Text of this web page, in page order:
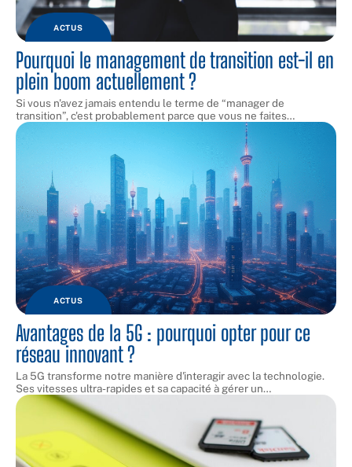
ACTUS
Pourquoi le management de transition est-il en
plein boom actuellement ?
Si vous n'avez jamais entendu le terme de “manager de
transition”, c'est probablement parce que vous ne faites…
ACTUS
Avantages de la 5G : pourquoi opter pour ce
réseau innovant ?
La 5G transforme notre manière d'interagir avec la technologie.
Ses vitesses ultra-rapides et sa capacité à gérer un…